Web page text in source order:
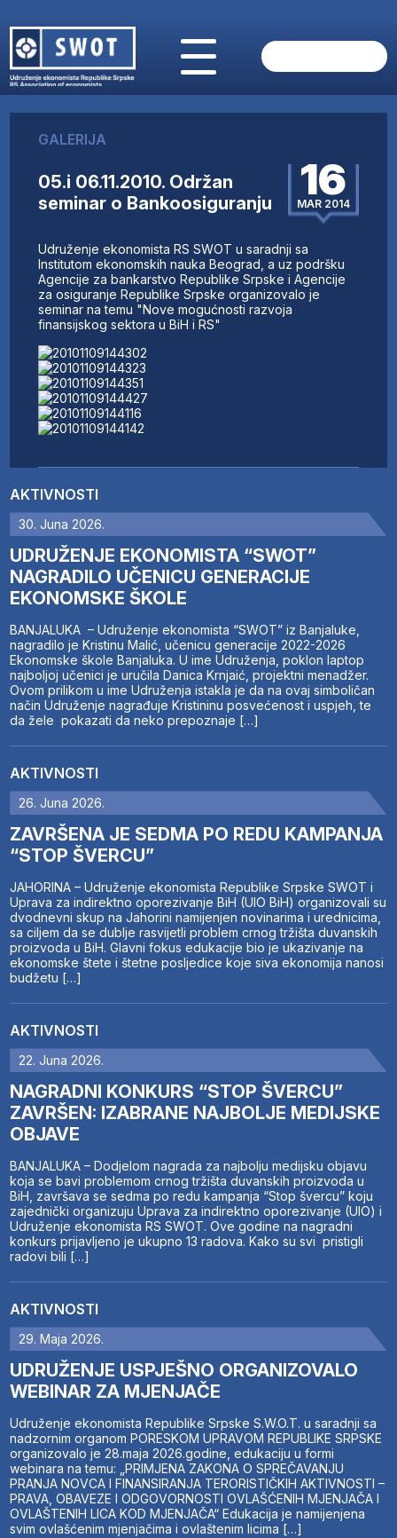
O NAMA
AKTUELNO
ANALIZE
FINANSIJE
IZ STRANIH MEDIJA
AKTIVNOSTI
SWOT INTERVJU
UČLANI SE
KONTAKT
AKTIVNOSTI
30. Juna 2026.
UDRUŽENJE EKONOMISTA “SWOT”
NAGRADILO UČENICU GENERACIJE
EKONOMSKE ŠKOLE
BANJALUKA – Udruženje ekonomista “SWOT” iz Banjaluke,
nagradilo je Kristinu Malić, učenicu generacije 2022-2026
Ekonomske škole Banjaluka. U ime Udruženja, poklon laptop
najboljoj učenici je uručila Danica Krnjaić, projektni menadžer.
Ovom prilikom u ime Udruženja istakla je da na ovaj simboličan
način Udruženje nagrađuje Kristininu posvećenost i uspjeh, te
da žele pokazati da neko prepoznaje […]
AKTIVNOSTI
26. Juna 2026.
ZAVRŠENA JE SEDMA PO REDU KAMPANJA
“STOP ŠVERCU”
JAHORINA – Udruženje ekonomista Republike Srpske SWOT i
Uprava za indirektno oporezivanje BiH (UIO BiH) organizovali su
dvodnevni skup na Jahorini namijenjen novinarima i urednicima,
sa ciljem da se dublje rasvijetli problem crnog tržišta duvanskih
proizvoda u BiH. Glavni fokus edukacije bio je ukazivanje na
ekonomske štete i štetne posljedice koje siva ekonomija nanosi
budžetu […]
AKTIVNOSTI
22. Juna 2026.
NAGRADNI KONKURS “STOP ŠVERCU”
ZAVRŠEN: IZABRANE NAJBOLJE MEDIJSKE
OBJAVE
BANJALUKA – Dodjelom nagrada za najbolju medijsku objavu
koja se bavi problemom crnog tržišta duvanskih proizvoda u
BiH, završava se sedma po redu kampanja “Stop švercu” koju
zajednički organizuju Uprava za indirektno oporezivanje (UIO) i
Udruženje ekonomista RS SWOT. Ove godine na nagradni
konkurs prijavljeno je ukupno 13 radova. Kako su svi pristigli
radovi bili […]
AKTIVNOSTI
29. Maja 2026.
UDRUŽENJE USPJEŠNO ORGANIZOVALO
WEBINAR ZA MJENJAČE
Udruženje ekonomista Republike Srpske S.W.O.T. u saradnji sa
nadzornim organom PORESKOM UPRAVOM REPUBLIKE SRPSKE
organizovalo je 28.maja 2026.godine, edukaciju u formi
webinara na temu: „PRIMJENA ZAKONA O SPREČAVANJU
PRANJA NOVCA I FINANSIRANJA TERORISTIČKIH AKTIVNOSTI –
PRAVA, OBAVEZE I ODGOVORNOSTI OVLAŠĆENIH MJENJAČA I
OVLAŠTENIH LICA KOD MJENJAČA“ Edukacija je namijenjena
svim ovlašćenim mjenjačima i ovlaštenim licima […]
GALERIJA
05.i 06.11.2010. Održan
seminar o Bankoosiguranju
16
MAR 2014
Udruženje ekonomista RS SWOT u saradnji sa
Institutom ekonomskih nauka Beograd, a uz podršku
Agencije za bankarstvo Republike Srpske i Agencije
za osiguranje Republike Srpske organizovalo je
seminar na temu "Nove mogućnosti razvoja
finansijskog sektora u BiH i RS"